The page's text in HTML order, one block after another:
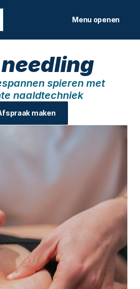
Menu openen
spieren met
naaldtechniek
maken